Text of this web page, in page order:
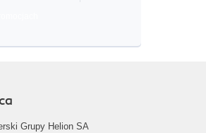
Grupy Helion SA